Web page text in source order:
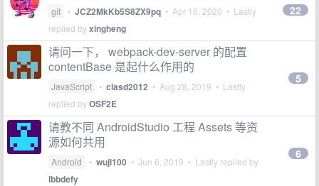
git • JCZ2MkKb5S8ZX9pq • Apr 16, 2020 • Lastly
replied byxingheng
22
请问一下， webpack-dev-server 的配置
contentBase 是起什么作用的
JavaScript • clasd2012 • Aug 28, 2019 • Lastly
replied byOSF2E
5
请教不同 AndroidStudio 工程 Assets 等资
源如何共用
Android • wujl100 • Jun 6, 2019 • Lastly replied by
lbbdefy
6